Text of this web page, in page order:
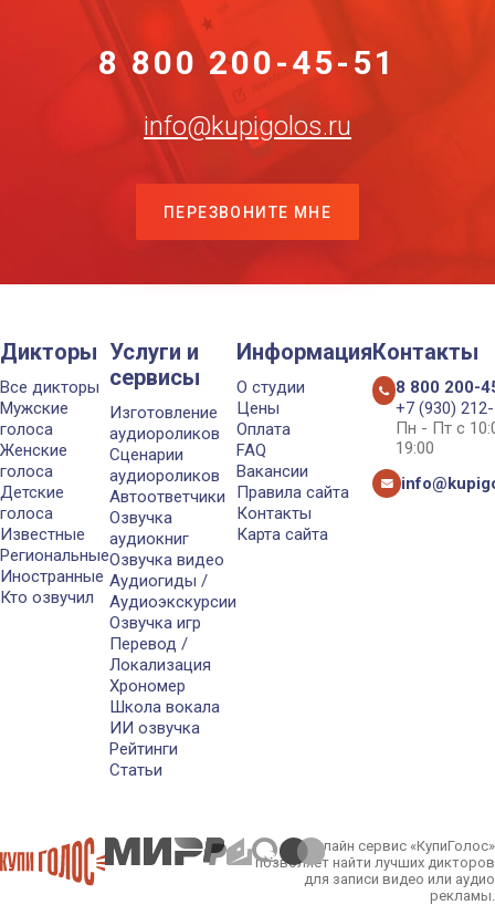
8 800 200-45-51
info@kupigolos.ru
ПЕРЕЗВОНИТЕ МНЕ
Дикторы
Все дикторы
Мужские
голоса
Женские
голоса
Детские
голоса
Известные
Региональные
Иностранные
Кто озвучил
Услуги и
сервисы
Изготовление
аудиороликов
Сценарии
аудиороликов
Автоответчики
Озвучка
аудиокниг
Озвучка видео
Аудиогиды /
Аудиоэкскурсии
Озвучка игр
Перевод /
Локализация
Хрономер
Школа вокала
ИИ озвучка
Рейтинги
Статьи
Информация
О студии
Цены
Оплата
FAQ
Вакансии
Правила сайта
Контакты
Карта сайта
Контакты
8 800 200-
+7 (930)
Пн - Пт с
19:00
Онлайн сервис «КупиГолос»
позволяет найти лучших дикторов
для записи видео или аудио
рекламы.